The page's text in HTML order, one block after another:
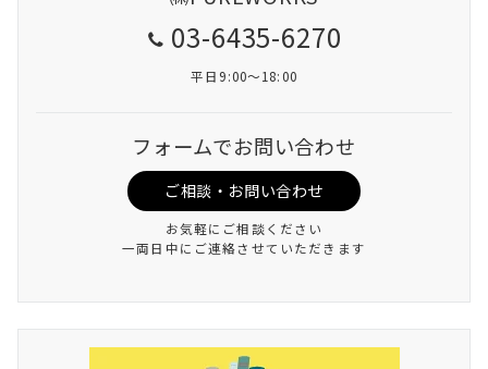
03-6435-6270
平日9:00～18:00
フォームでお問い合わせ
ご相談・お問い合わせ
お気軽にご相談ください
一両日中にご連絡させていただきます